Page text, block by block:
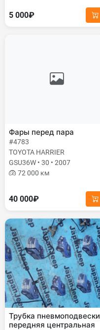
5 000₽
Фары перед пара
#4783
TOYOTA HARRIER
GSU36W • 30 • 2007
72 000 км
40 000₽
Трубка пневмоподвески
передняя центральная